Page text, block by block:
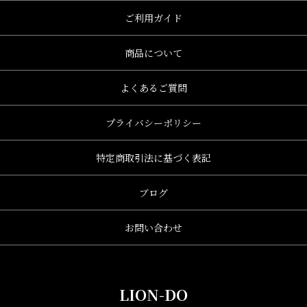
ご利用ガイド
商品について
よくあるご質問
プライバシーポリシー
特定商取引法に基づく表記
ブログ
お問い合わせ
LION-DO